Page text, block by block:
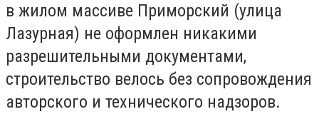
в жилом массиве Приморский (улица
Лазурная) не оформлен никакими
разрешительными документами,
строительство велось без сопровождения
авторского и технического надзоров.